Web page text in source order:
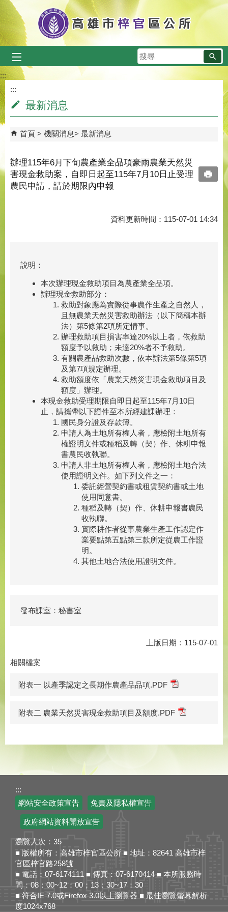
跳到主要內容區塊
搜
尋
:::
:::
最新消息
首頁 機關消息 最新消息
辦理115年6月下旬農產業全品項豪雨農業天然災
害現金救助案，自即日起至115年7月10日止受理
農民申請，請於期限內申報
資料更新時間：115-07-01 14:34
說明：
本次辦理現金救助項目為農產業全品項。
辦理現金救助部分：
救助對象應為實際從事農作生產之自然人，
且無農業天然災害救助辦法（以下簡稱本辦
法）第5條第2項所定情事。
辦理救助項目損害率達20%以上者，依救助
額度予以救助；未達20%者不予救助。
有關農產品救助次數，依本辦法第5條第5項
及第7項規定辦理。
救助額度依「農業天然災害現金救助項目及
額度」辦理。
本現金救助受理期限自即日起至115年7月10日
止，請攜帶以下證件至本所經建課辦理：
國民身分證及存款簿。
申請人為土地所有權人者，應檢附土地所有
權證明文件或種稻及轉（契）作、休耕申報
書農民收執聯。
申請人非土地所有權人者，應檢附土地合法
使用證明文件。如下列文件之一：
委託經營契約書或租賃契約書或土地
使用同意書。
種稻及轉（契）作、休耕申報書農民
收執聯。
實際耕作者從事農業生產工作認定作
業要點第五點第三款所定從農工作證
明。
其他土地合法使用證明文件。
發布課室：秘書室
上版日期：115-07-01
相關檔案
附表一 以產季認定之長期作農產品品項.PDF
附表二 農業天然災害現金救助項目及額度.PDF
:::
網站安全政策宣告
免責及隱私權宣告
政府網站資料開放宣告
瀏覽人次： 35
■ 版權所有：高雄市梓官區公所 ■ 地址：82641 高雄市梓
官區梓官路258號
■ 電話：07-6174111 ■ 傳真：07-6170414 ■ 本所服務時
間：08：00~12：00；13：30~17：30
■ 符合IE 7.0或Firefox 3.0以上瀏覽器 ■ 最佳瀏覽螢幕解析
度1024x768